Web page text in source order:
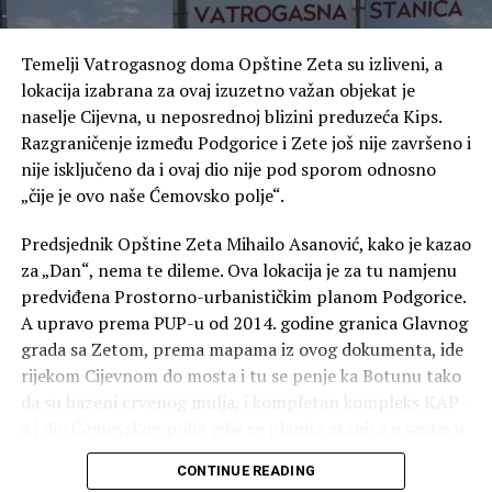
Temelji Vatrogasnog doma Opštine Zeta su izliveni, a
lokacija izabrana za ovaj izuzetno važan objekat je
naselje Cijevna, u neposrednoj blizini preduzeća Kips.
Razgraničenje između Podgorice i Zete još nije završeno i
nije isključeno da i ovaj dio nije pod sporom odnosno
„čije je ovo naše Ćemovsko polje“.
Predsjednik Opštine Zeta Mihailo Asanović, kako je kazao
za „Dan“, nema te dileme. Ova lokacija je za tu namjenu
predviđena Prostorno-urbanističkim planom Podgorice.
A upravo prema PUP-u od 2014. godine granica Glavnog
grada sa Zetom, prema mapama iz ovog dokumenta, ide
rijekom Cijevnom do mosta i tu se penje ka Botunu tako
da su bazeni crvenog mulja, i kompletan kompleks KAP-
Podgorice. Ovo je sadržano u karti o administartivnoj
podjeli i označeno kao opštinska granica između
CONTINUE READING